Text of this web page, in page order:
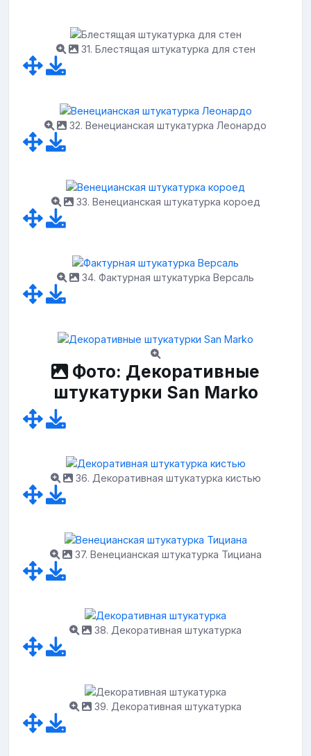
31. Блестящая штукатурка для стен
32. Венецианская штукатурка Леонардо
33. Венецианская штукатурка короед
34. Фактурная штукатурка Версаль
Фото: Декоративные
штукатурки San Marko
36. Декоративная штукатурка кистью
37. Венецианская штукатурка Тициана
38. Декоративная штукатурка
39. Декоративная штукатурка